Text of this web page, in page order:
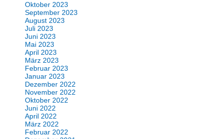
Oktober 2023
September 2023
August 2023
Juli 2023
Juni 2023
Mai 2023
April 2023
März 2023
Februar 2023
Januar 2023
Dezember 2022
November 2022
Oktober 2022
Juni 2022
April 2022
März 2022
Februar 2022